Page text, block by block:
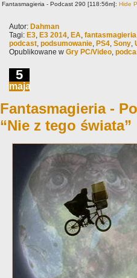
Fantasmagieria - Podcast 290 [118:56m]: Hide
Autor: Dahman
Tagi: E3, E3 2014, EA, fantasmagieria
podcast, podsumowanie, PS4, Sony,
Opublikowane w Gry PC/Video,
5
maja
Fantasmagieria -
“Nie z tego świata”